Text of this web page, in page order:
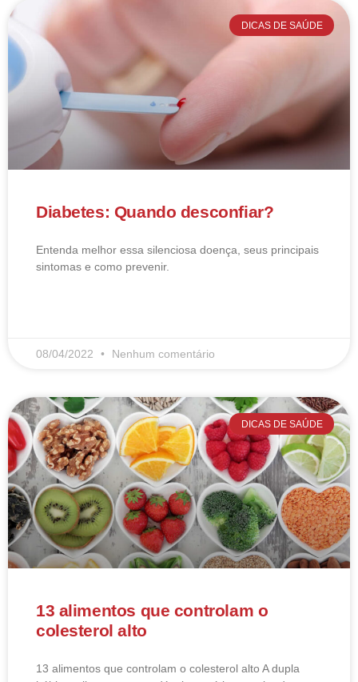
DICAS DE SAÚDE
Diabetes: Quando desconfiar?
Entenda melhor essa silenciosa doença, seus principais
sintomas e como prevenir.
08/04/2022 Nenhum comentário
DICAS DE SAÚDE
13 alimentos que controlam o
colesterol alto
13 alimentos que controlam o colesterol alto​ A dupla